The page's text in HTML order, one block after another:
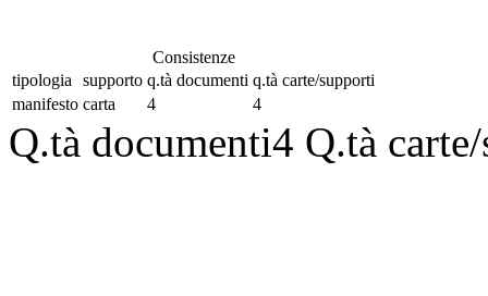
Consistenze
tipologia
supporto q.tà documenti q.tà carte/supporti
manifesto carta 4 4
Q.tà documenti4 Q.tà